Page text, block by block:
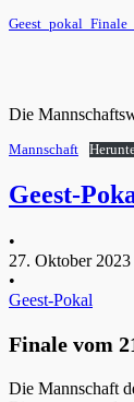
Die
Mannschaft
Geest-
•
27. Oktober 2023
•
Geest-Pokal
Finale vom
Die Mannschaft